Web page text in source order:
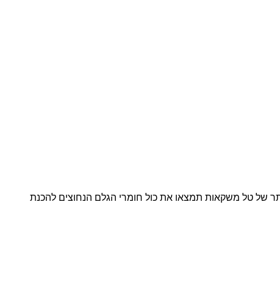
של טל משקאות תמצאו את כול חומרי הגלם הנחוצים להכנת